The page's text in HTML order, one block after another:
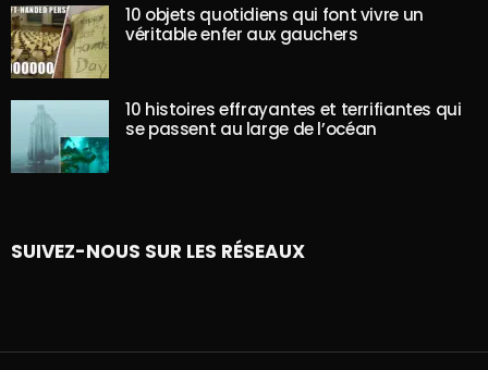
10 objets quotidiens qui font vivre un
véritable enfer aux gauchers
10 histoires effrayantes et terrifiantes qui
se passent au large de l’océan
SUIVEZ-NOUS SUR LES RÉSEAUX